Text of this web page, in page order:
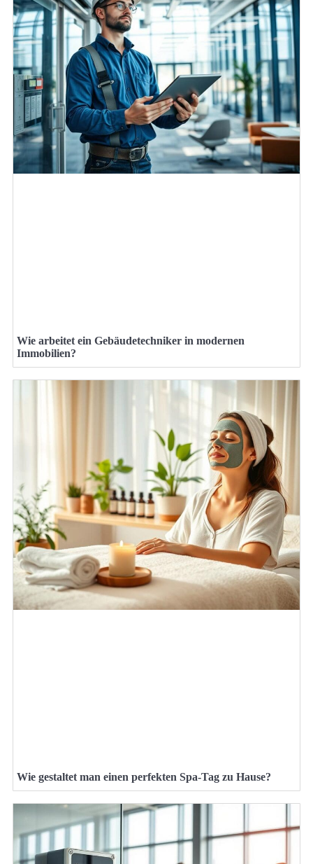
Wie arbeitet ein Gebäudetechniker in modernen
Immobilien?
Wie gestaltet man einen perfekten Spa-Tag zu Hause?